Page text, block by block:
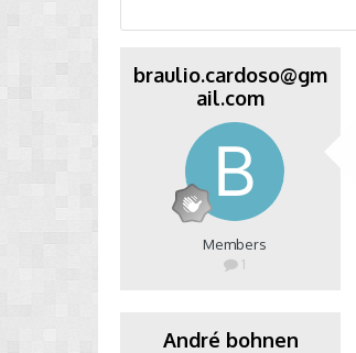
braulio.cardoso@gm
ail.com
Members
1
André bohnen